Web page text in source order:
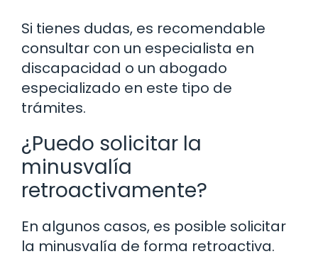
Si tienes dudas, es recomendable
consultar con un especialista en
discapacidad o un abogado
especializado en este tipo de
trámites.
¿Puedo solicitar la
minusvalía
retroactivamente?
En algunos casos, es posible solicitar
la minusvalía de forma retroactiva.